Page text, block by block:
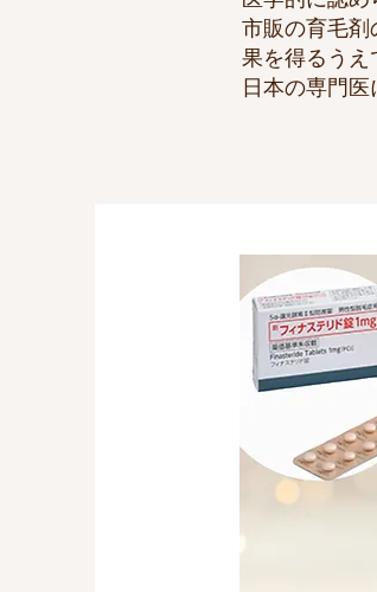
市販の育毛剤
果を得るうえ
日本の専門